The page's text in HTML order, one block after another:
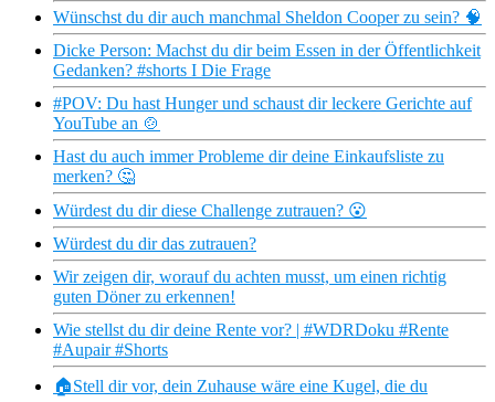
Wünschst du dir auch manchmal Sheldon Cooper zu sein? 🧠
Dicke Person: Machst du dir beim Essen in der Öffentlichkeit
Gedanken? #shorts I Die Frage
#POV: Du hast Hunger und schaust dir leckere Gerichte auf
YouTube an 🍲
Hast du auch immer Probleme dir deine Einkaufsliste zu
merken? 🤔
Würdest du dir diese Challenge zutrauen? 😮
Würdest du dir das zutrauen?
Wir zeigen dir, worauf du achten musst, um einen richtig
guten Döner zu erkennen!
Wie stellst du dir deine Rente vor? | #WDRDoku #Rente
#Aupair #Shorts
🏠Stell dir vor, dein Zuhause wäre eine Kugel, die du